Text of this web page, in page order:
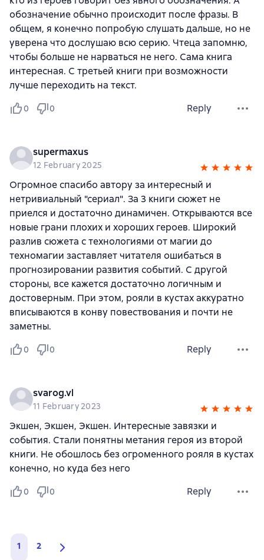
обозначение обычно происходит после фразы. В
общем, я конечно попробую слушать дальше, но не
уверена что дослушаю всю серию. Чтеца запомню,
чтобы больше не нарваться не него. Сама книга
интересная. С третьей книги при возможности
лучше переходить на текст.
0 0 Reply
supermaxus
12 February 2025
Огромное спасибо автору за интересный и
нетривиальный "сериал". За 3 книги сюжет не
приелся и достаточно динамичен. Открываются все
новые грани плохих и хороших героев. Широкий
разлив сюжета с технологиями от магии до
техномагии заставляет читателя ошибаться в
прогнозировании развития событий. С другой
стороны, все кажется достаточно логичным и
достоверным. При этом, рояли в кустах аккуратно
вписываются в конву повествования и почти не
заметны.
0 0 Reply
svarog.vl
11 February 2023
Экшен, Экшен, Экшен. Интересные завязки и
события. Стали понятны метания героя из второй
книги. Не обошлось без огроменного рояля в кустах
конечно, но куда без него
0 0 Reply
1 2